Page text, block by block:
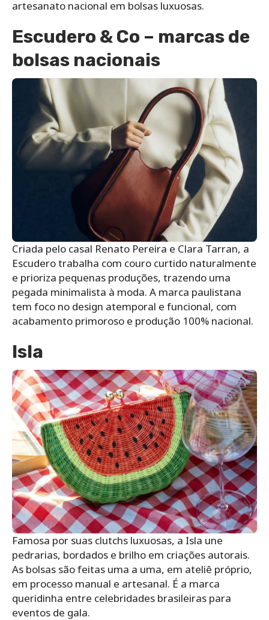
artesanato nacional em bolsas luxuosas.
Escudero & Co – marcas de
bolsas nacionais
Criada pelo casal Renato Pereira e Clara Tarran, a
Escudero trabalha com couro curtido naturalmente
e prioriza pequenas produções, trazendo uma
pegada minimalista à moda. A marca paulistana
tem foco no design atemporal e funcional, com
acabamento primoroso e produção 100% nacional.
Isla
Famosa por suas clutchs luxuosas, a Isla une
pedrarias, bordados e brilho em criações autorais.
As bolsas são feitas uma a uma, em ateliê próprio,
em processo manual e artesanal. É a marca
queridinha entre celebridades brasileiras para
eventos de gala.